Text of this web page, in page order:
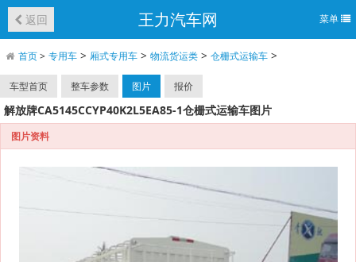
返回 王力汽车网 菜单
首页> 专用车> 厢式专用车> 物流货运类> 仓栅式运输车>
车型首页 整车参数 图片 报价
解放牌CA5145CCYP40K2L5EA85-1仓栅式运输车图片
图片资料